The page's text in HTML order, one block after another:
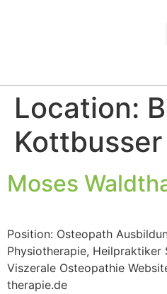
Location:
Moses
Position: Osteopath
Physiotherapie, Heilpraktiker
Viszerale Osteopathie
therapie.de